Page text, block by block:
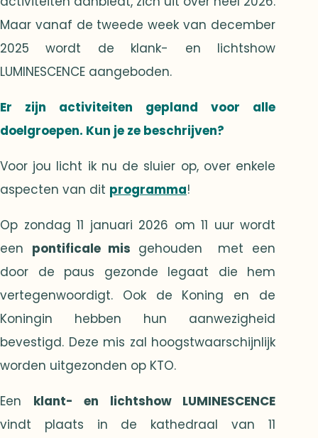
Maar vanaf de tweede week van december
2025 wordt de klank- en lichtshow
LUMINESCENCE aangeboden.
Er zijn activiteiten gepland voor alle
doelgroepen. Kun je ze beschrijven?
Voor jou licht ik nu de sluier op, over enkele
aspecten van dit programma!
Op zondag 11 januari 2026 om 11 uur wordt
een pontificale mis gehouden
met een
door de paus gezonde legaat die hem
vertegenwoordigt. Ook de Koning en de
Koningin hebben hun aanwezigheid
bevestigd. Deze mis zal hoogstwaarschijnlijk
worden uitgezonden op KTO.
Een klant- en lichtshow LUMINESCENCE
vindt plaats in de kathedraal van 11